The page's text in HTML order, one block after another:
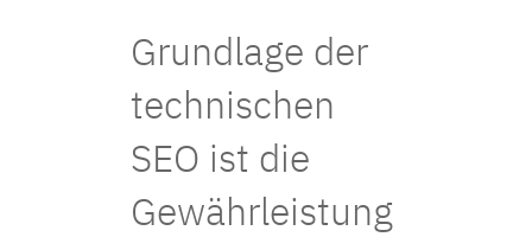
Grundlage der
technischen
SEO ist die
Gewährleistung